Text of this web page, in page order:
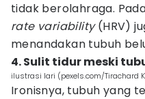
tidak berolahraga.
rate variability(HRV)
menandakan tubuh
4. Sulit tidur meski
ilustrasi lari (pexels.com/Tirachard
Ironisnya, tubuh yang